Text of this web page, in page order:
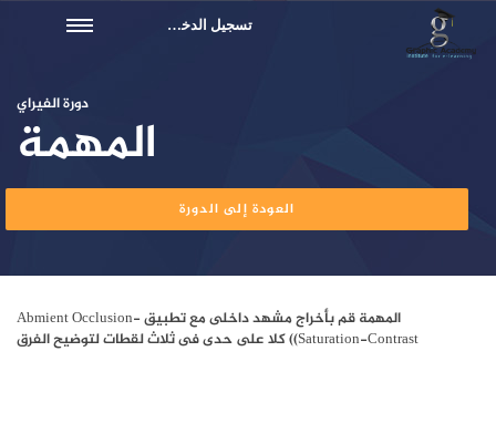
تسجيل الدخول
دورة الفيراي
المهمة
العودة إلى الدورة
المهمة قم بأخراج مشهد داخلى مع تطبيق Abmient Occlusion-
Saturation-Contrast)) كلا على حدى فى ثلاث لقطات لتوضيح الفرق